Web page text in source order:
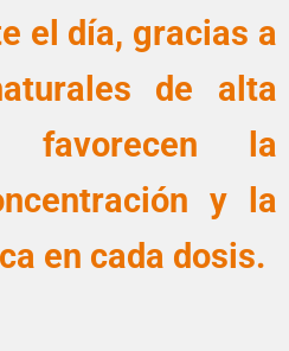
el día, gracias a
de alta
favorecen la
y la
en cada dosis.